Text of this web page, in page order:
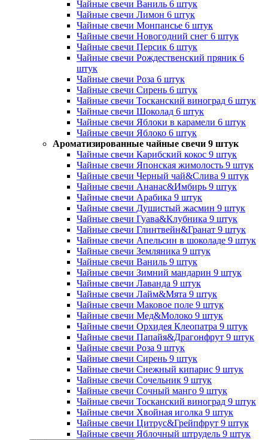
Чайные свечи Ваниль 6 штук
Чайные свечи Лимон 6 штук
Чайные свечи Монпансье 6 штук
Чайные свечи Новогодний снег 6 штук
Чайные свечи Персик 6 штук
Чайные свечи Рождественский пряник 6
штук
Чайные свечи Роза 6 штук
Чайные свечи Сирень 6 штук
Чайные свечи Тосканский виноград 6 штук
Чайные свечи Шоколад 6 штук
Чайные свечи Яблоки в карамели 6 штук
Чайные свечи Яблоко 6 штук
Ароматизированные чайные свечи 9 штук
Чайные свечи Карибский кокос 9 штук
Чайные свечи Японская жимолость 9 штук
Чайные свечи Черный чай&Слива 9 штук
Чайные свечи Ананас&Имбирь 9 штук
Чайные свечи Арабика 9 штук
Чайные свечи Душистый жасмин 9 штук
Чайные свечи Гуава&Клубника 9 штук
Чайные свечи Глинтвейн&Гранат 9 штук
Чайные свечи Апельсин в шоколаде 9 штук
Чайные свечи Земляника 9 штук
Чайные свечи Ваниль 9 штук
Чайные свечи Зимний мандарин 9 штук
Чайные свечи Лаванда 9 штук
Чайные свечи Лайм&Мята 9 штук
Чайные свечи Маковое поле 9 штук
Чайные свечи Мед&Молоко 9 штук
Чайные свечи Орхидея Клеопатра 9 штук
Чайные свечи Папайя&Драгонфрут 9 штук
Чайные свечи Роза 9 штук
Чайные свечи Сирень 9 штук
Чайные свечи Снежный кипарис 9 штук
Чайные свечи Сочельник 9 штук
Чайные свечи Сочный манго 9 штук
Чайные свечи Тосканский виноград 9 штук
Чайные свечи Хвойная иголка 9 штук
Чайные свечи Цитрус&Грейпфрут 9 штук
Чайные свечи Яблочный штрудель 9 штук